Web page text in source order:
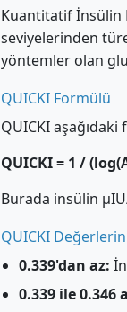
Kuantitatif İnsülin
seviyelerinden
yöntemler olan
QUICKI Formülü
QUICKI
QUICKI = 1 /
Burada insülin
QUICKI
0.339'dan az:
0.339 ile 0.346